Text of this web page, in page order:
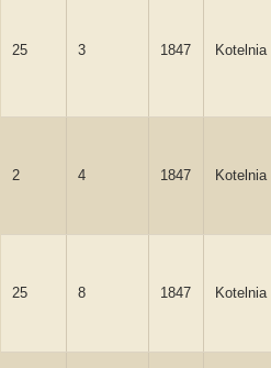
25 3 1847 Kotelnia
2 4 1847 Kotelnia
25 8 1847 Kotelnia